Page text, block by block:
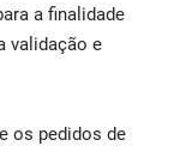
a finalidade
validação e
os pedidos de